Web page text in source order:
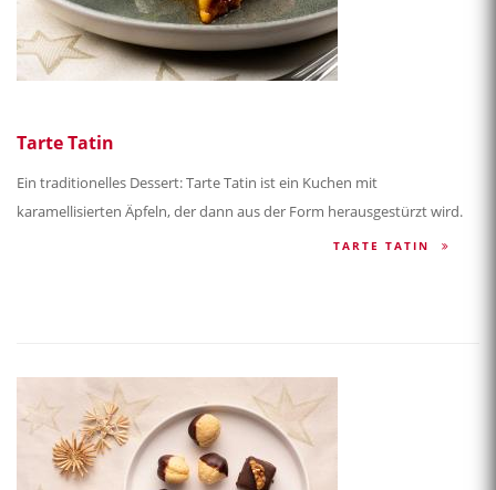
Tarte Tatin
Ein traditionelles Dessert: Tarte Tatin ist ein Kuchen mit
karamellisierten Äpfeln, der dann aus der Form herausgestürzt wird.
TARTE TATIN